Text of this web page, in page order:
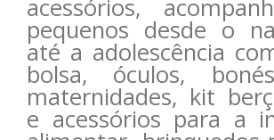
acessórios,
pequenos desde o
até a adolescência
bolsa, óculos,
maternidades, kit
e acessórios para a